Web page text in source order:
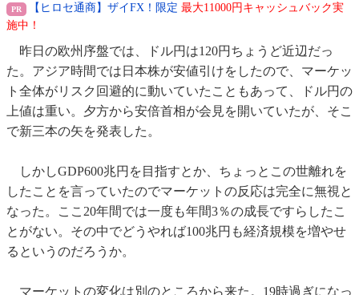
【ヒロセ通商】ザイFX！限定 最大11000円キャッシュバック実
施中！
昨日の欧州序盤では、ドル円は120円ちょうど近辺だっ
た。アジア時間では日本株が安値引けをしたので、マーケッ
ト全体がリスク回避的に動いていたこともあって、ドル円の
上値は重い。夕方から安倍首相が会見を開いていたが、そこ
で新三本の矢を発表した。
しかしGDP600兆円を目指すとか、ちょっとこの世離れを
したことを言っていたのでマーケットの反応は完全に無視と
なった。ここ20年間では一度も年間3％の成長ですらしたこ
とがない。その中でどうやれば100兆円も経済規模を増やせ
るというのだろうか。
マーケットの変化は別のところから来た。19時過ぎになっ